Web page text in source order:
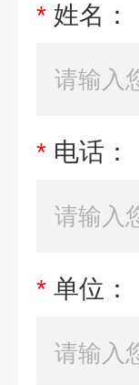
* 姓名：
* 电话：
* 单位：